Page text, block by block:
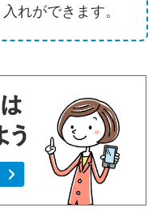
れができます。